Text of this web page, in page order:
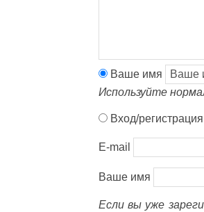
Ваше имя
Используйте
Вход/регистрация
E-mail
Ваше имя
Если вы уже